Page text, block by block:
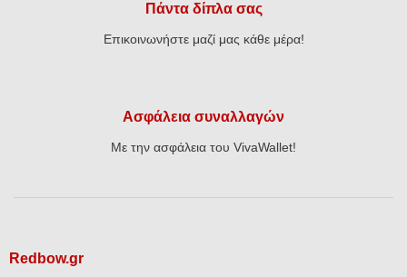
Πάντα δίπλα σας
Επικοινωνήστε μαζί μας κάθε μέρα!
Ασφάλεια συναλλαγών
Με την ασφάλεια του VivaWallet!
Redbow.gr